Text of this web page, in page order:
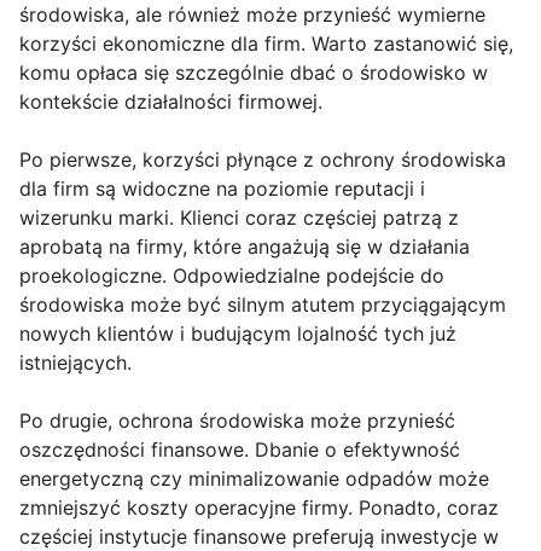
środowiska, ale również może przynieść wymierne
korzyści ekonomiczne dla firm. Warto zastanowić się,
komu opłaca się szczególnie dbać o środowisko w
kontekście działalności firmowej.
Po pierwsze, korzyści płynące z ochrony środowiska
dla firm są widoczne na poziomie reputacji i
wizerunku marki. Klienci coraz częściej patrzą z
aprobatą na firmy, które angażują się w działania
proekologiczne. Odpowiedzialne podejście do
środowiska może być silnym atutem przyciągającym
nowych klientów i budującym lojalność tych już
istniejących.
Po drugie, ochrona środowiska może przynieść
oszczędności finansowe. Dbanie o efektywność
energetyczną czy minimalizowanie odpadów może
zmniejszyć koszty operacyjne firmy. Ponadto, coraz
częściej instytucje finansowe preferują inwestycje w